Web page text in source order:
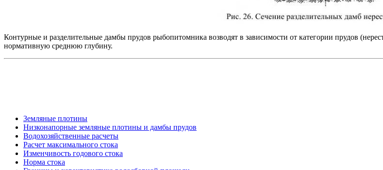
Контурные и разделительные дамбы прудов рыбопитомника возводят в зависимости от категории прудов
нормативную среднюю глубину.
Земляные плотины
Низконапорные земляные плотины и дамбы прудов
Водохозяйственные расчеты
Расчет максимального стока
Изменчивость годового стока
Норма стока